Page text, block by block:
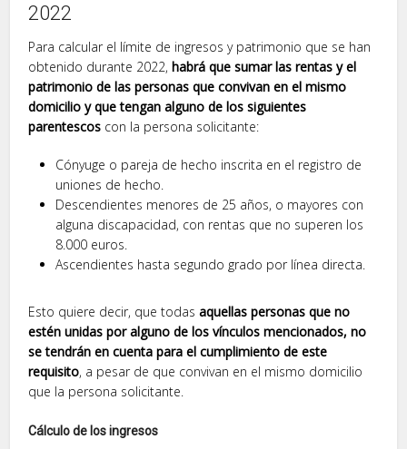
2022
Para calcular el límite de ingresos y patrimonio que se han
obtenido durante 2022,habrá que sumar las rentas y el
patrimonio de las personas que convivan en el mismo
domicilio y que tengan alguno de los siguientes
parentescos con la persona solicitante:
Cónyuge o pareja de hecho inscrita en el registro de
uniones de hecho.
Descendientes menores de 25 años, o mayores con
alguna discapacidad, con rentas que no superen los
8.000 euros.
Ascendientes hasta segundo grado por línea directa.
Esto quiere decir, que todasaquellas personas que no
estén unidas por alguno de los vínculos mencionados, no
se tendrán en cuenta para el cumplimiento de este
requisito, a pesar de que convivan en el mismo domicilio
que la persona solicitante.
Cálculo de los ingresos